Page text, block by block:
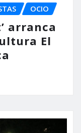
OCIO
arranca
El